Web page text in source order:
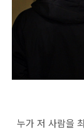
누가 저 사람을